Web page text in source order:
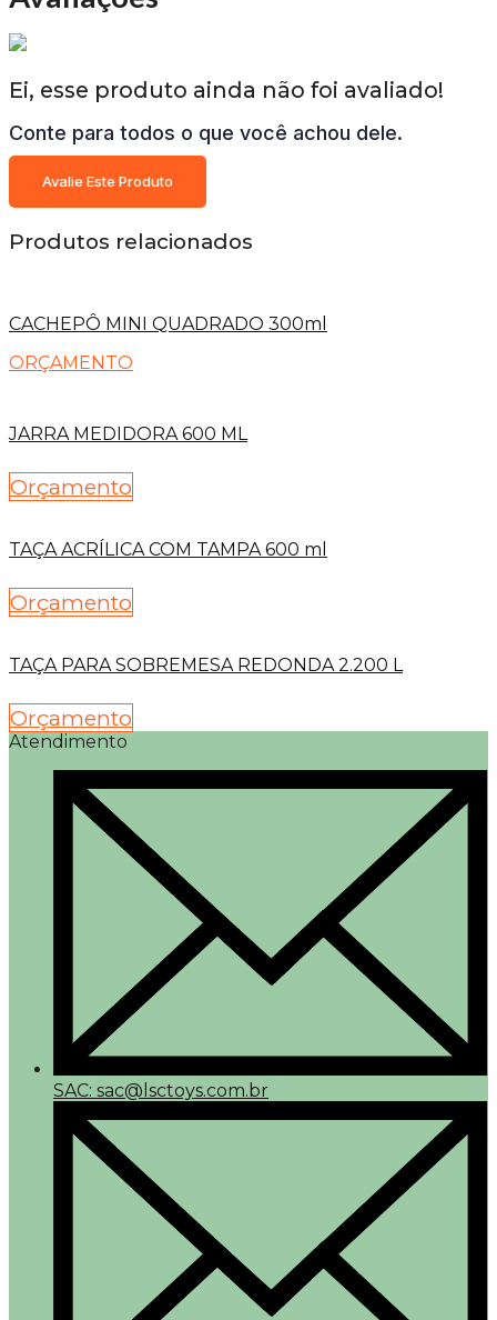
Ei, esse produto ainda não foi avaliado!
Conte para todos o que você achou dele.
Avalie Este Produto
Produtos relacionados
CACHEPÔ MINI QUADRADO 300ml
ORÇAMENTO
JARRA MEDIDORA 600 ML
Orçamento
TAÇA ACRÍLICA COM TAMPA 600 ml
Orçamento
TAÇA PARA SOBREMESA REDONDA 2.200 L
Orçamento
Atendimento
SAC: sac@lsctoys.com.br